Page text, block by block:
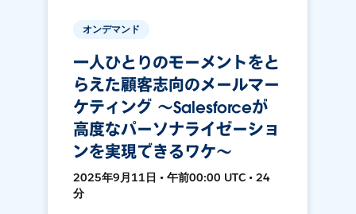
オンデマンド
一人ひとりのモーメントをと
らえた顧客志向のメールマー
ケティング 〜Salesforceが
高度なパーソナライゼーショ
ンを実現できるワケ〜
2025年9月11日 • 午前00:00 UTC • 24
分